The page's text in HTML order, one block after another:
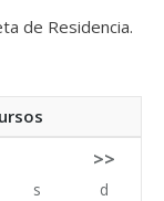
de Residencia.
>>
s
d